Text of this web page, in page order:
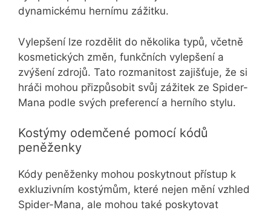
dynamickému hernímu zážitku.
Vylepšení lze rozdělit do několika typů, včetně
kosmetických změn, funkčních vylepšení a
zvýšení zdrojů. Tato rozmanitost zajišťuje, že si
hráči mohou přizpůsobit svůj zážitek ze Spider-
Mana podle svých preferencí a herního stylu.
Kostýmy odemčené pomocí kódů
peněženky
Kódy peněženky mohou poskytnout přístup k
exkluzivním kostýmům, které nejen mění vzhled
Spider-Mana, ale mohou také poskytovat